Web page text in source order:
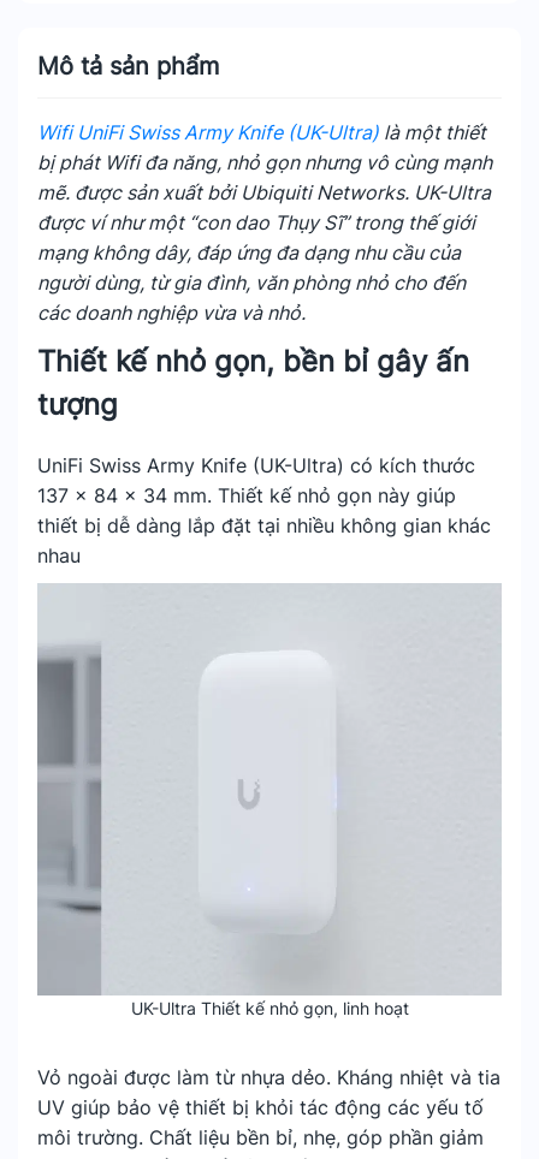
Mô tả sản phẩm
Wifi UniFi Swiss Army Knife (UK-Ultra) là một thiết
bị phát Wifi đa năng, nhỏ gọn nhưng vô cùng mạnh
mẽ. được sản xuất bởi Ubiquiti Networks. UK-Ultra
được ví như một “con dao Thụy Sĩ” trong thế giới
mạng không dây, đáp ứng đa dạng nhu cầu của
người dùng, từ gia đình, văn phòng nhỏ cho đến
các doanh nghiệp vừa và nhỏ.
Thiết kế nhỏ gọn, bền bỉ gây ấn
tượng
UniFi Swiss Army Knife (UK-Ultra) có kích thước
137 x 84 x 34 mm. Thiết kế nhỏ gọn này giúp
thiết bị dễ dàng lắp đặt tại nhiều không gian khác
nhau
UK-Ultra Thiết kế nhỏ gọn, linh hoạt
Vỏ ngoài được làm từ nhựa dẻo. Kháng nhiệt và tia
UV giúp bảo vệ thiết bị khỏi tác động các yếu tố
môi trường. Chất liệu bền bỉ, nhẹ, góp phần giảm